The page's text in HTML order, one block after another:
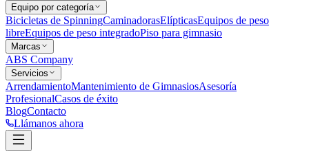
Equipo por categoría
Bicicletas de SpinningCaminadorasElípticasEquipos de peso
libreEquipos de peso integradoPiso para gimnasio
Marcas
ABS Company
Servicios
ArrendamientoMantenimiento de GimnasiosAsesoría
ProfesionalCasos de éxito
BlogContacto
Llámanos ahora